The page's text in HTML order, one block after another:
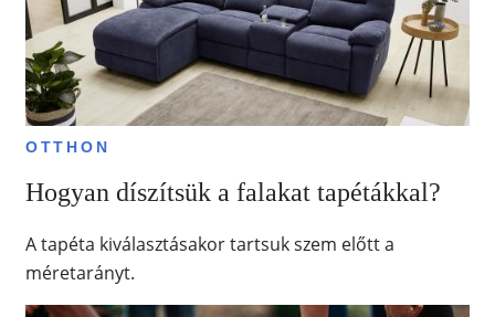
OTTHON
Hogyan díszítsük a falakat tapétákkal?
A tapéta kiválasztásakor tartsuk szem előtt a
méretarányt.